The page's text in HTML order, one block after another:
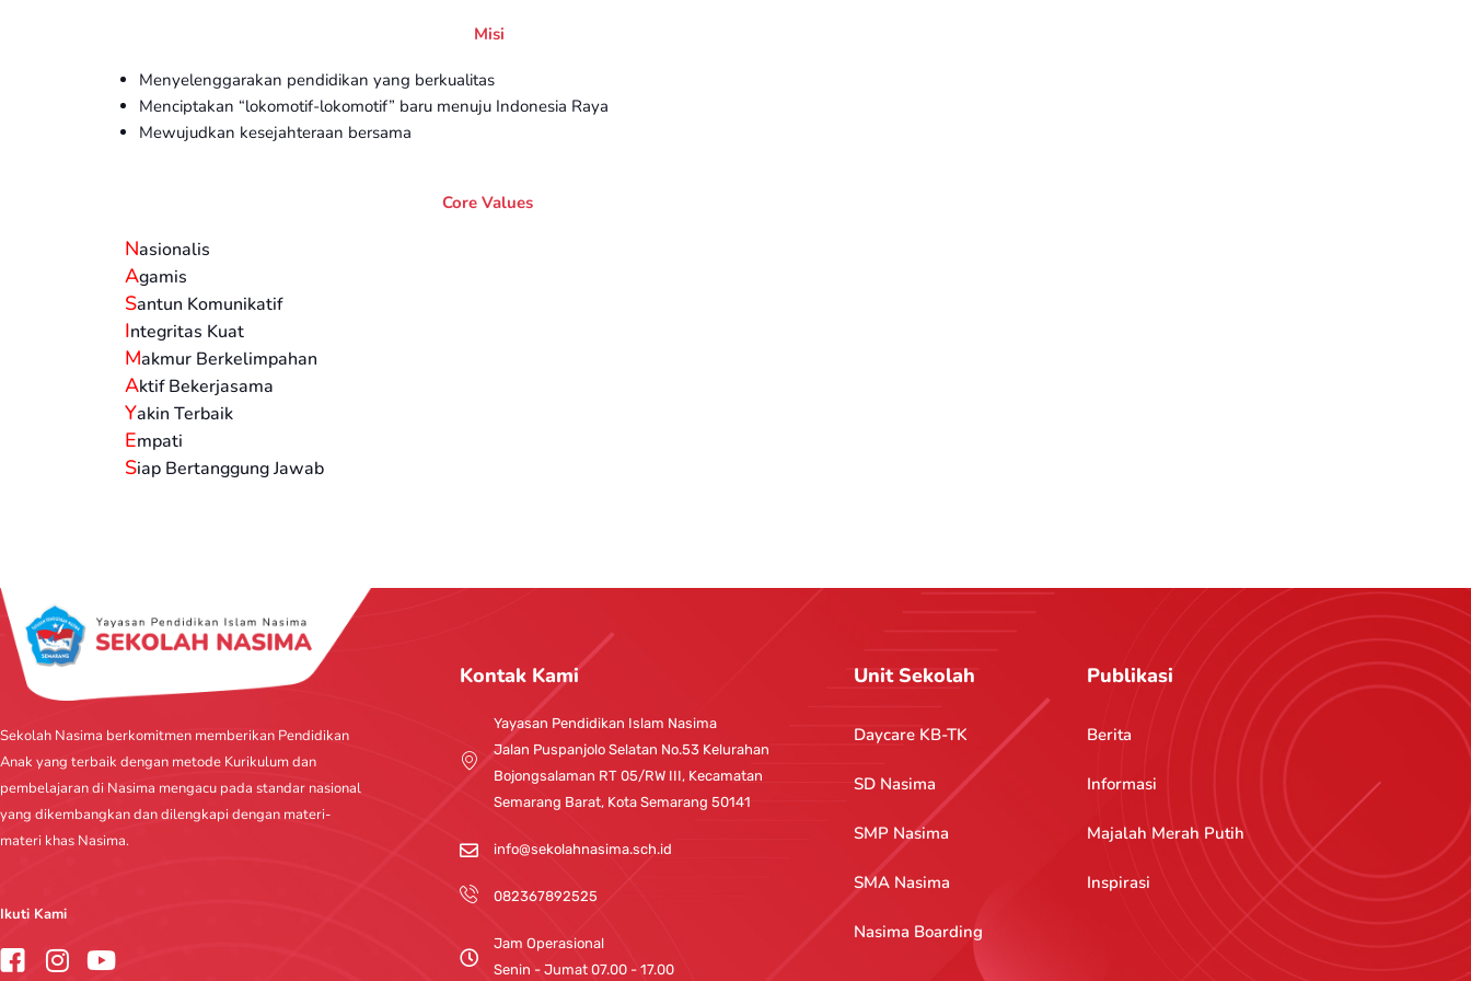
Misi
Menyelenggarakan pendidikan yang berkualitas
Menciptakan “lokomotif-lokomotif” baru menuju Indonesia Raya
Mewujudkan kesejahteraan bersama
Core Values
Nasionalis
Agamis
Santun Komunikatif
Integritas Kuat
Makmur Berkelimpahan
Aktif Bekerjasama
Yakin Terbaik
Empati
Siap Bertanggung Jawab
Sekolah Nasima berkomitmen memberikan Pendidikan
Anak yang terbaik dengan metode Kurikulum dan
pembelajaran di Nasima mengacu pada standar nasional
yang dikembangkan dan dilengkapi dengan materi-
materi khas Nasima.
Ikuti Kami
I Y
Kontak Kami
Yayasan Pendidikan Islam Nasima
Jalan Puspanjolo Selatan No.53 Kelurahan
Bojongsalaman RT 05/RW III, Kecamatan
Semarang Barat, Kota Semarang 50141
info@sekolahnasima.sch.id
082367892525
Jam Operasional
Senin - Jumat 07.00 - 17.00
Unit Sekolah
Daycare KB-TK
SD Nasima
SMP Nasima
SMA Nasima
Nasima Boarding
Publikasi
Berita
Informasi
Majalah Merah Putih
Inspirasi